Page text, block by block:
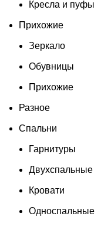
Кресла и пуфы
Прихожие
Зеркало
Обувницы
Прихожие
Разное
Спальни
Гарнитуры
Двухспальные
Кровати
Односпальные